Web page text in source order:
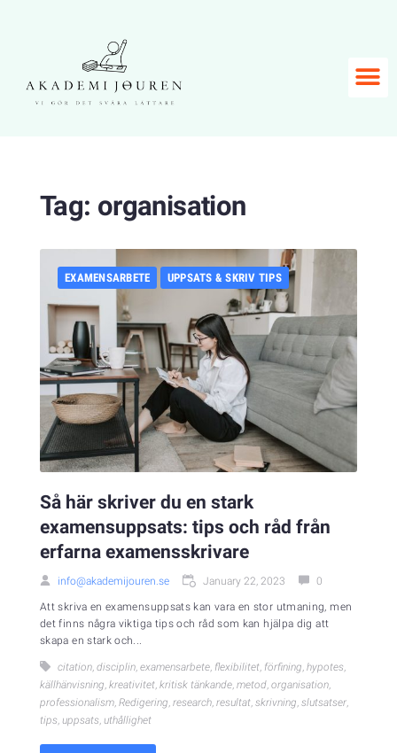
Tag: organisation
EXAMENSARBETE UPPSATS & SKRIV TIPS
Så här skriver du en stark
examensuppsats: tips och råd från
erfarna examensskrivare
info@akademijouren.se January 22, 2023 0
Att skriva en examensuppsats kan vara en stor utmaning, men
det finns några viktiga tips och råd som kan hjälpa dig att
skapa en stark och...
citation, disciplin, examensarbete, flexibilitet, förfining, hypotes,
källhänvisning, kreativitet, kritisk tänkande, metod, organisation,
professionalism, Redigering, research, resultat, skrivning, slutsatser,
tips, uppsats, uthållighet